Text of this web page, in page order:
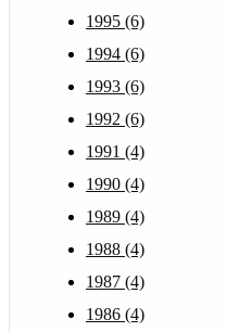
1995 (6)
1994 (6)
1993 (6)
1992 (6)
1991 (4)
1990 (4)
1989 (4)
1988 (4)
1987 (4)
1986 (4)